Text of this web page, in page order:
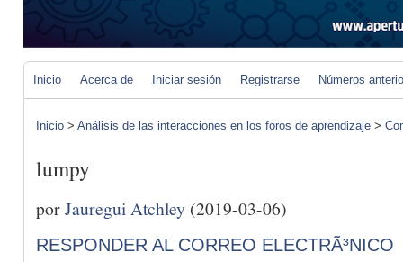
Inicio Acerca de Iniciar sesión Registrarse Números
Inicio > Análisis de las interacciones en los foros de aprendizaje >
lumpy
porJauregui Atchley (2019-03-06)
RESPONDER AL CORREO ELECTRÃ³NICO